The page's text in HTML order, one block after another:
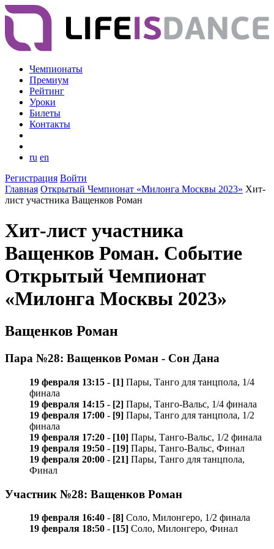
Чемпионаты
Премиум
Рейтинг
Уроки
Билеты
Контакты
ru en
Регистрация Войти
Главная Открытый Чемпионат «Милонга Москвы 2023» Хит-
лист участника Ващенков Роман
Хит-лист участника
Ващенков Роман. Событие
Открытый Чемпионат
«Милонга Москвы 2023»
Ващенков Роман
Пара №28: Ващенков Роман - Сон Дана
19 февраля 13:15 - [1] Пары, Танго для танцпола, 1/4
финала
19 февраля 14:15 - [2] Пары, Танго-Вальс, 1/4 финала
19 февраля 17:00 - [9] Пары, Танго для танцпола, 1/2
финала
19 февраля 17:20 - [10] Пары, Танго-Вальс, 1/2 финала
19 февраля 19:50 - [19] Пары, Танго-Вальс, Финал
19 февраля 20:00 - [21] Пары, Танго для танцпола,
Финал
Участник №28: Ващенков Роман
19 февраля 16:40 - [8] Соло, Милонгеро, 1/2 финала
19 февраля 18:50 - [15] Соло, Милонгеро, Финал